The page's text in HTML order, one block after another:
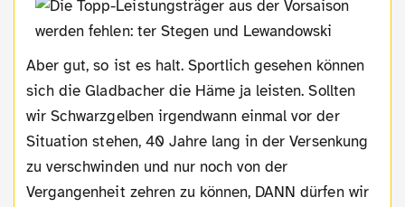
Aber gut, so ist es halt. Sportlich gesehen können
sich die Gladbacher die Häme ja leisten. Sollten
wir Schwarzgelben irgendwann einmal vor der
Situation stehen, 40 Jahre lang in der Versenkung
zu verschwinden und nur noch von der
Vergangenheit zehren zu können, DANN dürfen wir